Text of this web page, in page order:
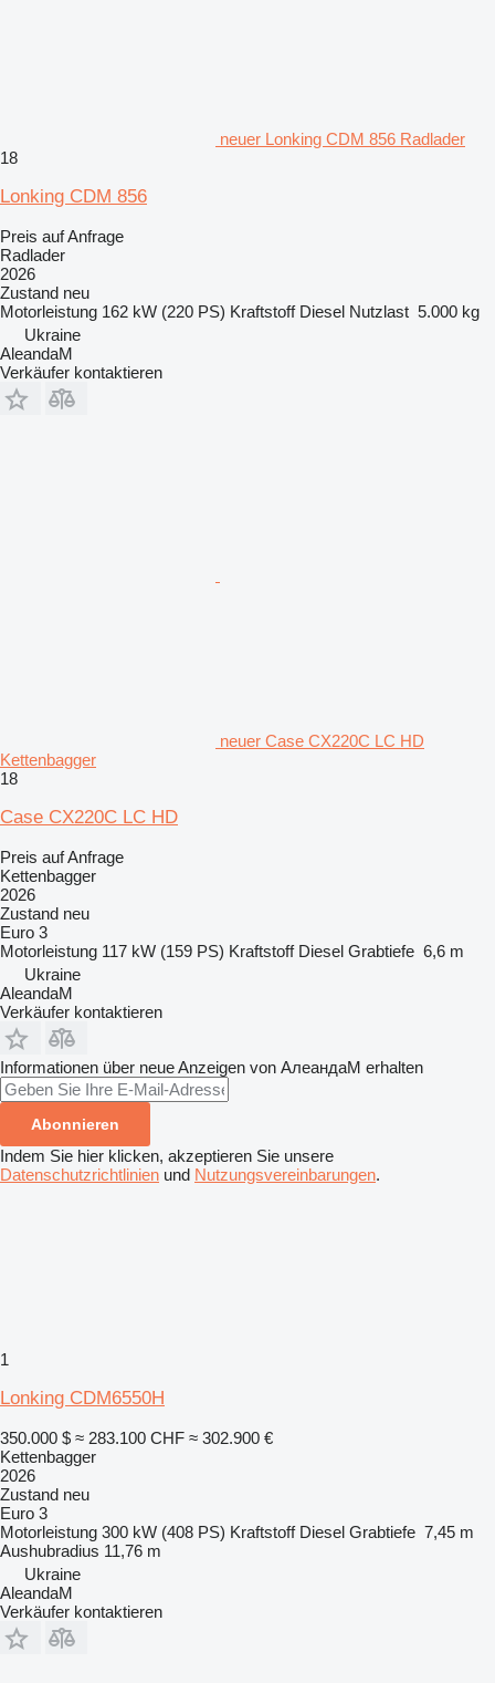
neuer Lonking CDM 856 Radlader
18
Lonking CDM 856
Preis auf Anfrage
Radlader
2026
Zustand neu
Motorleistung 162 kW (220 PS) Kraftstoff Diesel Nutzlast 5.000 kg
Ukraine
AleandaM
Verkäufer kontaktieren
neuer Case CX220C LC HD
Kettenbagger
18
Case CX220C LC HD
Preis auf Anfrage
Kettenbagger
2026
Zustand neu
Euro 3
Motorleistung 117 kW (159 PS) Kraftstoff Diesel Grabtiefe 6,6 m
Ukraine
AleandaM
Verkäufer kontaktieren
Informationen über neue Anzeigen von АлеандаМ erhalten
Abonnieren
Indem Sie hier klicken, akzeptieren Sie unsere
Datenschutzrichtlinien und Nutzungsvereinbarungen.
1
Lonking CDM6550H
350.000 $ ≈ 283.100 CHF ≈ 302.900 €
Kettenbagger
2026
Zustand neu
Euro 3
Motorleistung 300 kW (408 PS) Kraftstoff Diesel Grabtiefe 7,45 m
Aushubradius 11,76 m
Ukraine
AleandaM
Verkäufer kontaktieren